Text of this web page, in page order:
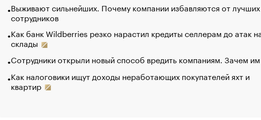
Выживают сильнейших. Почему компании избавляются от лучших
сотрудников
Как банк Wildberries резко нарастил кредиты селлерам до атак
склады
Сотрудники открыли новый способ вредить компаниям. Зачем
Как налоговики ищут доходы неработающих покупателей яхт и
квартир